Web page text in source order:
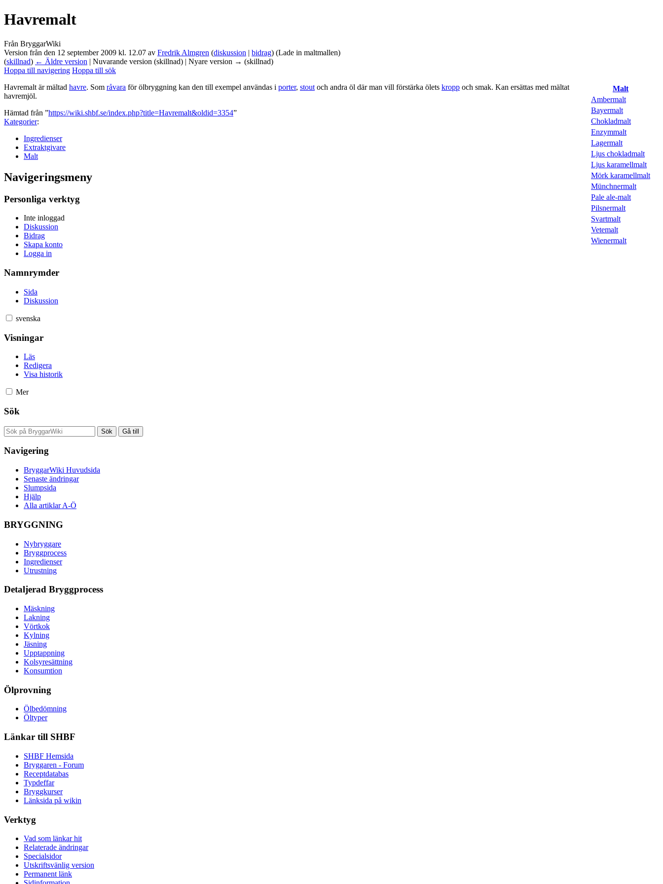
Havremalt
Från BryggarWiki
Version från den 12 september 2009 kl. 12.07 av Fredrik Almgren (diskussion | bidrag) (Lade in maltmallen)
(skillnad) ← Äldre version | Nuvarande version (skillnad) | Nyare version → (skillnad)
Hoppa till navigering Hoppa till sök
Malt
Ambermalt
Bayermalt
Chokladmalt
Enzymmalt
Lagermalt
Ljus chokladmalt
Ljus karamellmalt
Mörk karamellmalt
Münchnermalt
Pale ale-malt
Pilsnermalt
Svartmalt
Vetemalt
Wienermalt
Havremalt är mältad havre. Som råvara för ölbryggning kan den till exempel användas i porter, stout och andra öl där man vill förstärka ölets kropp och smak. Kan ersättas med mältat
havremjöl.
Hämtad från ”https://wiki.shbf.se/index.php?title=Havremalt&oldid=3354”
Kategorier:
Ingredienser
Extraktgivare
Malt
Navigeringsmeny
Personliga verktyg
Inte inloggad
Diskussion
Bidrag
Skapa konto
Logga in
Namnrymder
Sida
Diskussion
svenska
Visningar
Läs
Redigera
Visa historik
Mer
Sök
Navigering
BryggarWiki Huvudsida
Senaste ändringar
Slumpsida
Hjälp
Alla artiklar A-Ö
BRYGGNING
Nybryggare
Bryggprocess
Ingredienser
Utrustning
Detaljerad Bryggprocess
Mäskning
Lakning
Vörtkok
Kylning
Jäsning
Upptappning
Kolsyresättning
Konsumtion
Ölprovning
Ölbedömning
Öltyper
Länkar till SHBF
SHBF Hemsida
Bryggaren - Forum
Receptdatabas
Typdeffar
Bryggkurser
Länksida på wikin
Verktyg
Vad som länkar hit
Relaterade ändringar
Specialsidor
Utskriftsvänlig version
Permanent länk